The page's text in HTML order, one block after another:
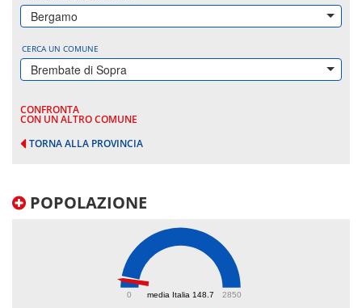
Bergamo
CERCA UN COMUNE
Brembate di Sopra
CONFRONTA
CON UN ALTRO COMUNE
TORNA ALLA PROVINCIA
POPOLAZIONE
media Italia 148.7
0 2850